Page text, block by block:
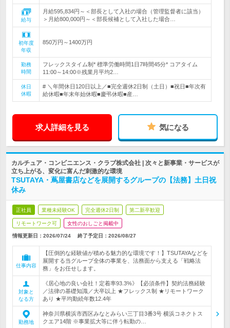
給与
月給595,834円～＜部長として入社の場合（管理監督者に該当）
＞月給800,000円～＜部長候補として入社した場合…
初年度
年収
850万円～1400万円
勤務
時間
フレックスタイム制* 標準労働時間1日7時間45分* コアタイム
11:00～14:00※残業月平均2…
休日
休暇
# ＼年間休日120日以上／■完全週休2日制（土日）■祝日■年次有
給休暇■年末年始休暇■慶弔休暇■産…
求人詳細を見る 気になる
カルチュア・コンビニエンス・クラブ株式会社 | 次々と新事業・サービスが
立ち上がる、変化に富んだ刺激的な環境
TSUTAYA・蔦屋書店などを展開するグループの【法務】土日祝
休み
正社員 業種未経験OK 完全週休2日制 第二新卒歓迎
リモートワーク可 女性のおしごと掲載中
情報更新日：2026/07/24 終了予定日： 2026/08/27
仕事内容
【圧倒的な経験値が積める魅力的な環境です！】TSUTAYAなどを
展開する当グループ全体の事業を、法務面から支える「戦略法
務」をお任せします。
対象と
なる方
《居心地の良い会社！定着率93.3%》【必須条件】契約法務経験
／法律の基礎知識／大卒以上 ★フレックス制 ★リモートワーク
あり ★平均勤続年数12.4年
勤務地
神奈川県横浜市西区みなとみらい三丁目3番3号 横浜コネクトス
クエア14階 ※事業拡大等に伴う転勤の…